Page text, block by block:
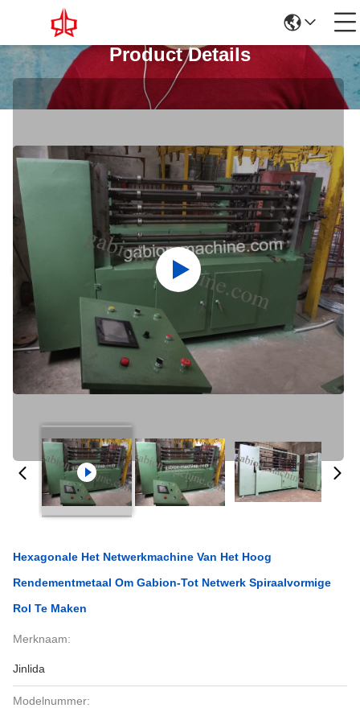
Product Details
Hexagonale Het Netwerkmachine Van Het Hoog
Rendementmetaal Om Gabion-Tot Netwerk Spiraalvormige
Rol Te Maken
Merknaam:
Jinlida
Modelnummer: